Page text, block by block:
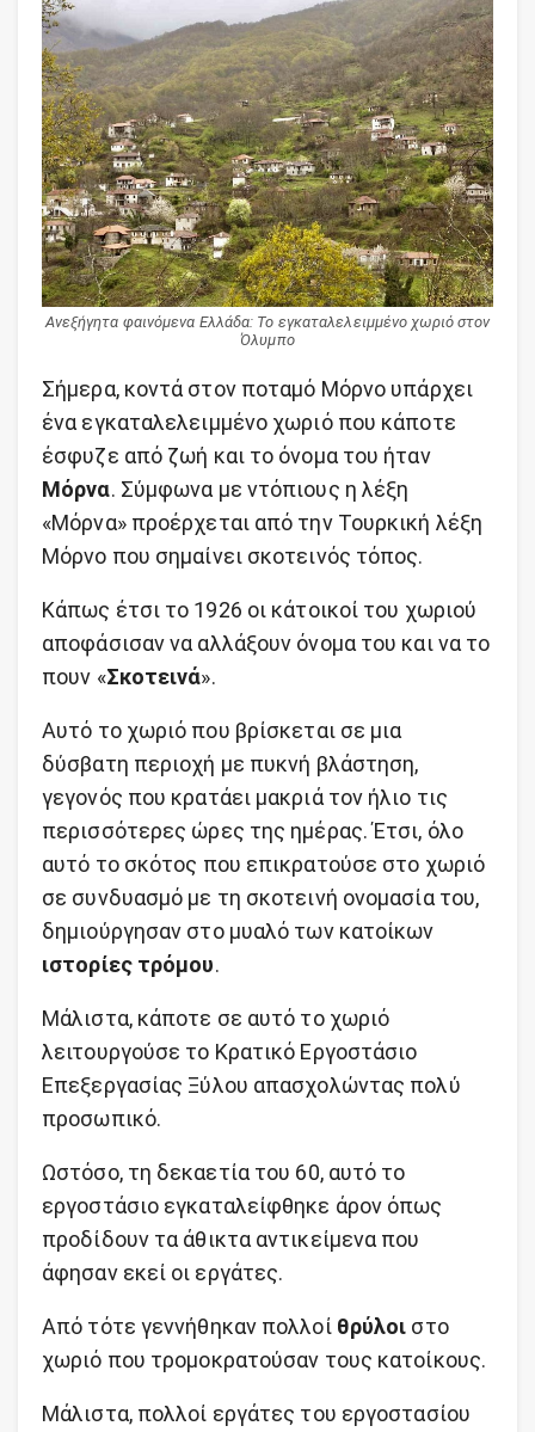
Ανεξήγητα φαινόμενα Ελλάδα: Το εγκαταλελειμμένο χωριό στον
Όλυμπο
Σήμερα, κοντά στον ποταμό Μόρνο υπάρχει
ένα εγκαταλελειμμένο χωριό που κάποτε
έσφυζε από ζωή και το όνομα του ήταν
Μόρνα. Σύμφωνα με ντόπιους η λέξη
«Μόρνα» προέρχεται από την Τουρκική λέξη
Μόρνο που σημαίνει σκοτεινός τόπος.
Κάπως έτσι το 1926 οι κάτοικοί του χωριού
αποφάσισαν να αλλάξουν όνομα του και να το
πουν «Σκοτεινά».
Αυτό το χωριό που βρίσκεται σε μια
δύσβατη περιοχή με πυκνή βλάστηση,
γεγονός που κρατάει μακριά τον ήλιο τις
περισσότερες ώρες της ημέρας. Έτσι, όλο
αυτό το σκότος που επικρατούσε στο χωριό
σε συνδυασμό με τη σκοτεινή ονομασία του,
δημιούργησαν στο μυαλό των κατοίκων
ιστορίες τρόμου.
Μάλιστα, κάποτε σε αυτό το χωριό
λειτουργούσε το Κρατικό Εργοστάσιο
Επεξεργασίας Ξύλου απασχολώντας πολύ
προσωπικό.
Ωστόσο, τη δεκαετία του 60, αυτό το
εργοστάσιο εγκαταλείφθηκε άρον όπως
προδίδουν τα άθικτα αντικείμενα που
άφησαν εκεί οι εργάτες.
Από τότε γεννήθηκαν πολλοί θρύλοι στο
χωριό που τρομοκρατούσαν τους κατοίκους.
Μάλιστα, πολλοί εργάτες του εργοστασίου